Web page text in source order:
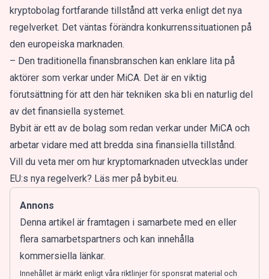
kryptobolag fortfarande tillstånd att verka enligt det nya
regelverket. Det väntas förändra konkurrenssituationen på
den europeiska marknaden.
– Den traditionella finansbranschen kan enklare lita på
aktörer som verkar under MiCA. Det är en viktig
förutsättning för att den här tekniken ska bli en naturlig del
av det finansiella systemet.
Bybit är ett av de bolag som redan verkar under MiCA och
arbetar vidare med att bredda sina finansiella tillstånd.
Vill du veta mer om hur kryptomarknaden utvecklas under
EU:s nya regelverk? Läs mer på bybit.eu.
Annons
Denna artikel är framtagen i samarbete med en eller
flera samarbetspartners och kan innehålla
kommersiella länkar.
Innehållet är märkt enligt våra riktlinjer för sponsrat material och